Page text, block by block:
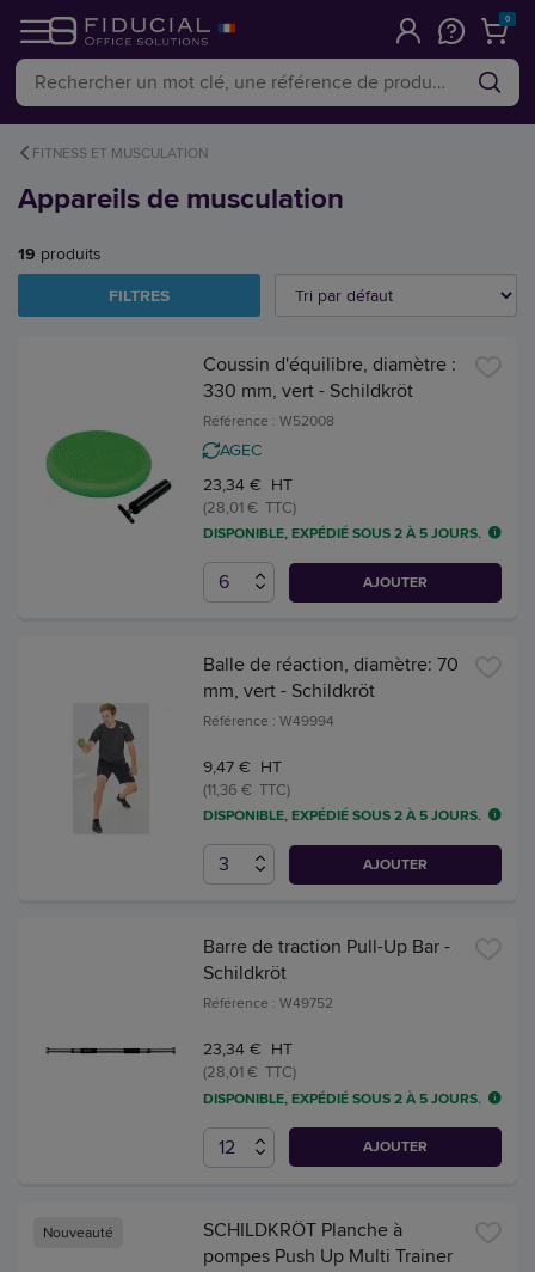
0
FITNESS ET MUSCULATION
Appareils de musculation
19 produits
FILTRES
Coussin d'équilibre, diamètre :
330 mm, vert - Schildkröt
Référence : W52008
AGEC
23,34 € HT
(28,01 € TTC)
DISPONIBLE, EXPÉDIÉ SOUS 2 À 5 JOURS.
AJOUTER
Balle de réaction, diamètre: 70
mm, vert - Schildkröt
Référence : W49994
9,47 € HT
(11,36 € TTC)
DISPONIBLE, EXPÉDIÉ SOUS 2 À 5 JOURS.
AJOUTER
Barre de traction Pull-Up Bar -
Schildkröt
Référence : W49752
23,34 € HT
(28,01 € TTC)
DISPONIBLE, EXPÉDIÉ SOUS 2 À 5 JOURS.
AJOUTER
Nouveauté
SCHILDKRÖT Planche à
pompes Push Up Multi Trainer